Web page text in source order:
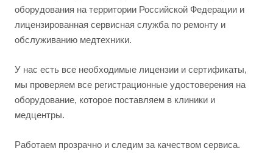
оборудования на территории Российской Федерации и
лицензированная сервисная служба по ремонту и
обслуживанию медтехники.
У нас есть все необходимые лицензии и сертификаты,
мы проверяем все регистрационные удостоверения на
оборудование, которое поставляем в клиники и
медцентры.
Работаем прозрачно и следим за качеством сервиса.